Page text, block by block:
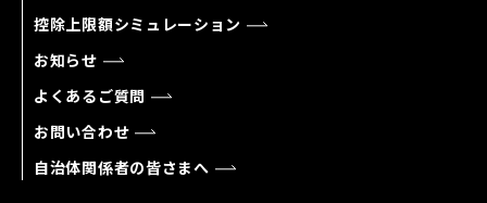
控除上限額シミュレーション
お知らせ
よくあるご質問
お問い合わせ
自治体関係者の皆さまへ